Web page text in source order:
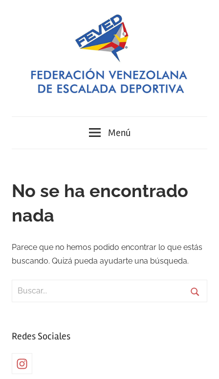
Venezolana
Escalada
Deportiva
Menú
No se ha encontrado
nada
Parece que no hemos podido encontrar lo que estás
buscando. Quizá pueda ayudarte una búsqueda.
Buscar:
Redes Sociales
Instagram